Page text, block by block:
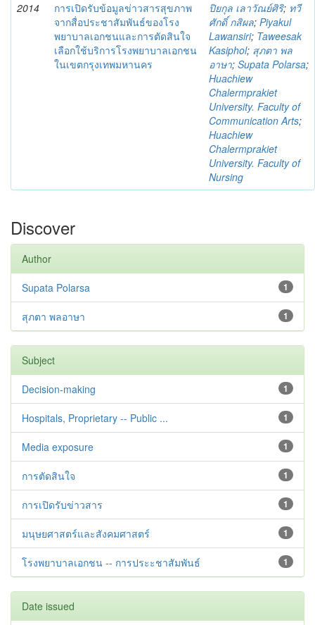
2014
การเปิดรับข้อมูลข่าวสารสุขภาพ
จากสื่อประชาสัมพันธ์ของโรง
พยาบาลเอกชนและการตัดสินใจ
เลือกใช้บริการโรงพยาบาลเอกชน
ในเขตกรุงเทพมหานคร
ปิยกุล เลาวัณย์ศิริ; ทวี
ศักดิ์ กสิผล; Piyakul
Lawansiri; Taweesak
Kasiphol; สุภตา พล
อาษา; Supata Polarsa;
Huachiew
Chalermprakiet
University. Faculty of
Communication Arts;
Huachiew
Chalermprakiet
University. Faculty of
Nursing
Discover
Author
1
Supata Polarsa
1
สุภตา พลอาษา
Subject
1
Decision-making
1
Hospitals, Proprietary -- Public ...
1
Media exposure
1
การตัดสินใจ
1
การเปิดรับข่าวสาร
1
มนุษยศาสตร์และสังคมศาสตร์
1
โรงพยาบาลเอกชน -- การประะชาสัมพันธ์
Date issued